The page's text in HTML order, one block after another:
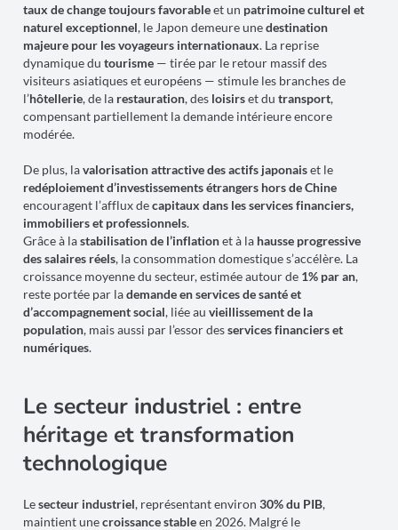
taux de change toujours favorableet un patrimoine culturel et
naturel exceptionnel, le Japon demeure unedestination
majeure pour les voyageurs internationaux. La reprise
dynamique du tourisme— tirée par le retour massif des
visiteurs asiatiques et européens — stimule les branches de
l’hôtellerie, de la restauration, des loisirset du transport,
compensant partiellement la demande intérieure encore
modérée.
De plus, lavalorisation attractive des actifs japonaiset le
redéploiement d’investissements étrangers hors de Chine
encouragent l’afflux decapitaux dans les services financiers,
immobiliers et professionnels.
Grâce à lastabilisation de l’inflationet à la hausse progressive
des salaires réels, la consommation domestique s’accélère. La
croissance moyenne du secteur, estimée autour de 1% par an,
reste portée par lademande en services de santé et
d’accompagnement social, liée au vieillissement de la
population, mais aussi par l’essor desservices financiers et
numériques.
Le secteur industriel : entre
héritage et transformation
technologique
Lesecteur industriel, représentant environ 30% du PIB,
maintient unecroissance stableen 2026. Malgré le